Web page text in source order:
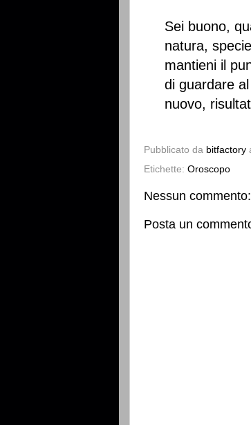
Sei buono,
natura,
mantieni il
di guardare
nuovo,
Pubblicato da bitfactory
Etichette: Oroscopo
Nessun commento:
Posta un